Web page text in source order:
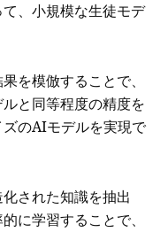
、小規模な生徒モデ
を模倣することで、
と同等程度の精度を
のAIモデルを実現で
された知識を抽出
に学習することで、